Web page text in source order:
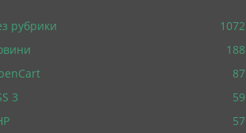
рубрики
1072
188
87
3
59
57